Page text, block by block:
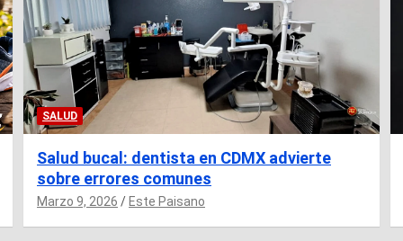
SALUD
Salud bucal: dentista en CDMX advierte
sobre errores comunes
Marzo 9, 2026 Este Paisano